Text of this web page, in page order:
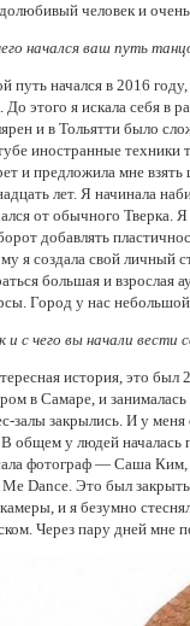
человек и
начался ваш путь
начался в 2016 году,
До этого я искала себя в
и в Тольятти было
иностранные техники
и предложила мне
лет. Я начинала
от обычного Тверка. Я
добавлять
я создала свой личный
большая и взрослая
Город у нас
с чего вы начали вести
история, это был
в Самаре, и
залы закрылись. И у
общем у людей началась
фотограф — Саша Ким,
Me Dance. Это был
и я безумно
Через пару дней мне